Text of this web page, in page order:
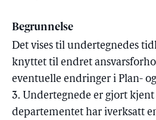
Begrunnelse
Det vises til undertegnedes
knyttet til endret
eventuelle endringer i Plan-
3. Undertegnede er gjort
departementet har iverksatt